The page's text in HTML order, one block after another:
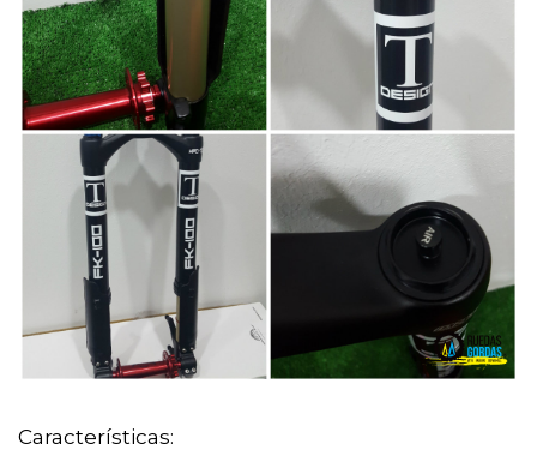
Características: